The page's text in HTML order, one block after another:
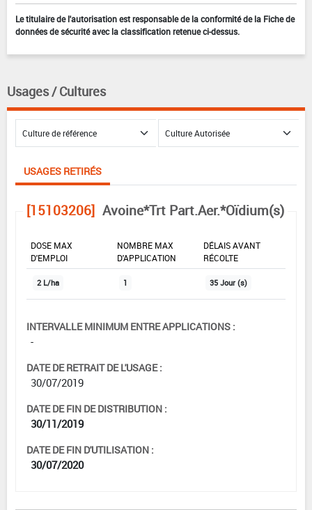
Le titulaire de l'autorisation est responsable de la conformité de la Fiche de
données de sécurité avec la classification retenue ci-dessus.
Usages / Cultures
USAGES RETIRÉS
[15103206] Avoine*Trt Part.Aer.*Oïdium(s)
DOSE MAX
D'EMPLOI
NOMBRE MAX
D'APPLICATION
DÉLAIS AVANT
RÉCOLTE
2 L/ha 1 35 Jour (s)
INTERVALLE MINIMUM ENTRE APPLICATIONS :
-
DATE DE RETRAIT DE L'USAGE :
30/07/2019
DATE DE FIN DE DISTRIBUTION :
30/11/2019
DATE DE FIN D'UTILISATION :
30/07/2020